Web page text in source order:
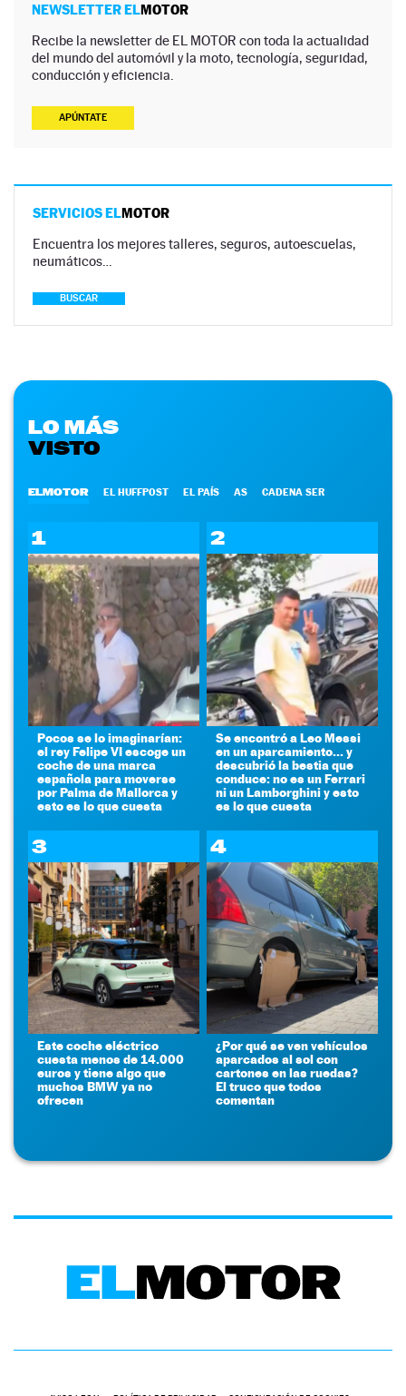
NEWSLETTER ELMOTOR
Recibe la newsletter de EL MOTOR con toda la actualidad
del mundo del automóvil y la moto, tecnología, seguridad,
conducción y eficiencia.
APÚNTATE
SERVICIOS ELMOTOR
Encuentra los mejores talleres, seguros, autoescuelas,
neumáticos…
BUSCAR
LO MÁS
VISTO
ELMOTOR EL HUFFPOST EL PAÍS AS CADENA SER
1
Pocos se lo imaginarían:
el rey Felipe VI escoge un
coche de una marca
española para moverse
por Palma de Mallorca y
esto es lo que cuesta
2
Se encontró a Leo Messi
en un aparcamiento... y
descubrió la bestia que
conduce: no es un Ferrari
ni un Lamborghini y esto
es lo que cuesta
3
Este coche eléctrico
cuesta menos de 14.000
euros y tiene algo que
muchos BMW ya no
ofrecen
4
¿Por qué se ven vehículos
aparcados al sol con
cartones en las ruedas?
El truco que todos
comentan